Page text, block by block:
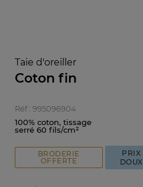
Taie d'oreiller
Coton fin
Réf : 995096904
100% coton, tissage
serré 60 fils/cm²
BRODERIE
OFFERTE
PRIX
DOUX